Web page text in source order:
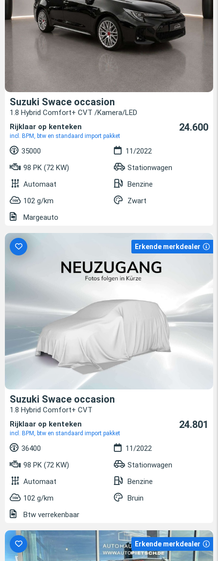
Suzuki Swace occasion
1.8 Hybrid Comfort+ CVT /Kamera/LED
Rijklaar op kenteken
incl. BPM, btw en standaard import pakket
24.600
35000
11/2022
98 PK (72 KW)
Stationwagen
Automaat
Benzine
102 g/km
Zwart
Margeauto
Erkende merkdealer
Suzuki Swace occasion
1.8 Hybrid Comfort+ CVT
Rijklaar op kenteken
incl. BPM, btw en standaard import pakket
24.801
36400
11/2022
98 PK (72 KW)
Stationwagen
Automaat
Benzine
102 g/km
Bruin
Btw verrekenbaar
Erkende merkdealer